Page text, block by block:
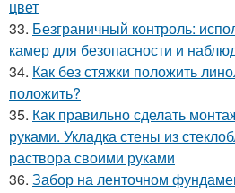
цвет
33. Безграничный контроль:
камер для безопасности и
34. Как без стяжки положить
положить?
35. Как правильно сделать
руками. Укладка стены из
раствора своими руками
36. Забор на ленточном